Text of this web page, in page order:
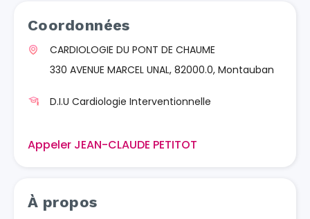
Coordonnées
CARDIOLOGIE DU PONT DE CHAUME
330 AVENUE MARCEL UNAL, 82000.0, Montauban
D.I.U Cardiologie Interventionnelle
Appeler JEAN-CLAUDE PETITOT
À propos